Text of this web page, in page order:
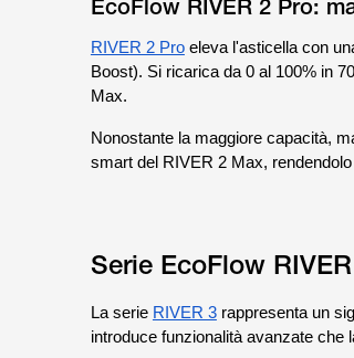
EcoFlow RIVER 2 Pro:
RIVER 2 Proeleva l'asticella con
Boost). Si ricarica da 0 al 100% in
Max.
Nonostante la maggiore capacità,
smart del RIVER 2 Max,
Serie EcoFlow
La serie RIVER 3rappresenta un
introduce funzionalità avanzate che